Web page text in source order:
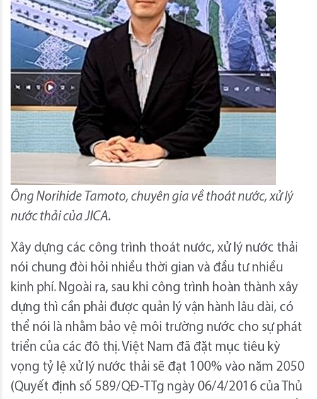
Ông Norihide Tamoto, chuyên gia về thoát nước, xử lý
nước thải của JICA.
Xây dựng các công trình thoát nước, xử lý nước thải
nói chung đòi hỏi nhiều thời gian và đầu tư nhiều
kinh phí. Ngoài ra, sau khi công trình hoàn thành xây
dựng thì cần phải được quản lý vận hành lâu dài, có
thể nói là nhằm bảo vệ môi trường nước cho sự phát
triển của các đô thị. Việt Nam đã đặt mục tiêu kỳ
vọng tỷ lệ xử lý nước thải sẽ đạt 100% vào năm 2050
(Quyết định số 589/QĐ-TTg ngày 06/4/2016 của Thủ